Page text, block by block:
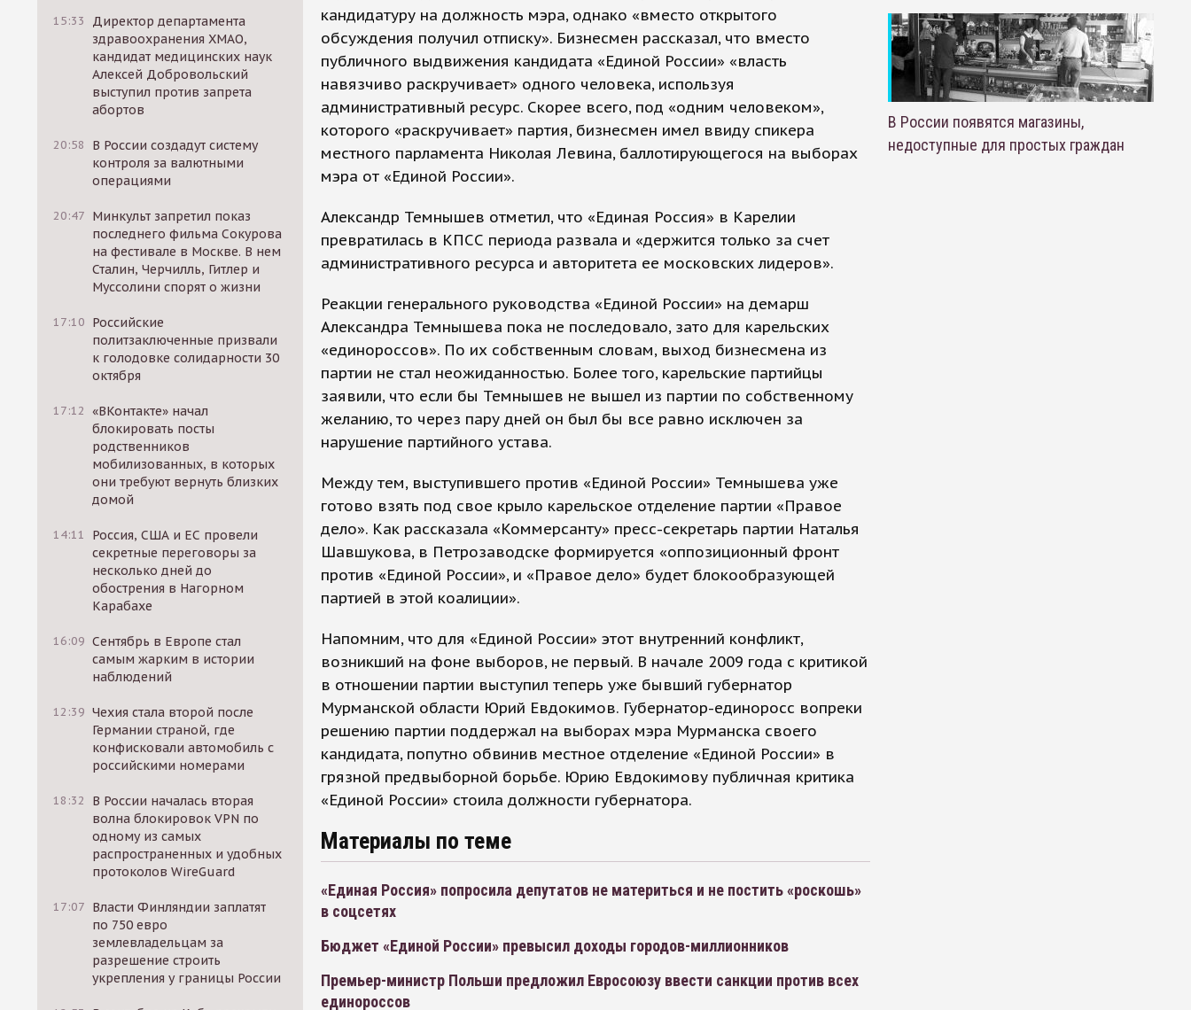
15:33
Директор департамента
здравоохранения ХМАО,
кандидат медицинских наук
Алексей Добровольский
выступил против запрета
абортов
20:58
В России создадут систему
контроля за валютными
операциями
20:47 Минкульт запретил показ
последнего фильма Сокурова
на фестивале в Москве. В нем
Сталин, Черчилль, Гитлер и
Муссолини спорят о жизни
17:10 Российские
политзаключенные призвали
к голодовке солидарности 30
октября
17:12 «ВКонтакте» начал
блокировать посты
родственников
мобилизованных, в которых
они требуют вернуть близких
домой
14:11
Россия, США и ЕС провели
секретные переговоры за
несколько дней до
обострения в Нагорном
Карабахе
16:09 Сентябрь в Европе стал
самым жарким в истории
наблюдений
12:39 Чехия стала второй после
Германии страной, где
конфисковали автомобиль с
российскими номерами
18:32
В России началась вторая
волна блокировок VPN по
одному из самых
распространенных и удобных
протоколов WireGuard
17:07 Власти Финляндии заплатят
по 750 евро
землевладельцам за
разрешение строить
укрепления у границы России
кандидатуру на должность мэра, однако «вместо открытого
обсуждения получил отписку». Бизнесмен рассказал, что вместо
публичного выдвижения кандидата «Единой России» «власть
навязчиво раскручивает» одного человека, используя
административный ресурс. Скорее всего, под «одним человеком»,
которого «раскручивает» партия, бизнесмен имел ввиду спикера
местного парламента Николая Левина, баллотирующегося на выборах
мэра от «Единой России».
Александр Темнышев отметил, что «Единая Россия» в Карелии
превратилась в КПСС периода развала и «держится только за счет
административного ресурса и авторитета ее московских лидеров».
Реакции генерального руководства «Единой России» на демарш
Александра Темнышева пока не последовало, зато для карельских
«единороссов». По их собственным словам, выход бизнесмена из
партии не стал неожиданностью. Более того, карельские партийцы
заявили, что если бы Темнышев не вышел из партии по собственному
желанию, то через пару дней он был бы все равно исключен за
нарушение партийного устава.
Между тем, выступившего против «Единой России» Темнышева уже
готово взять под свое крыло карельское отделение партии «Правое
дело». Как рассказала «Коммерсанту» пресс-секретарь партии Наталья
Шавшукова, в Петрозаводске формируется «оппозиционный фронт
против «Единой России», и «Правое дело» будет блокообразующей
партией в этой коалиции».
Напомним, что для «Единой России» этот внутренний конфликт,
возникший на фоне выборов, не первый. В начале 2009 года с критикой
в отношении партии выступил теперь уже бывший губернатор
Мурманской области Юрий Евдокимов. Губернатор-единоросс вопреки
решению партии поддержал на выборах мэра Мурманска своего
кандидата, попутно обвинив местное отделение «Единой России» в
грязной предвыборной борьбе. Юрию Евдокимову публичная критика
«Единой России» стоила должности губернатора.
Материалы по теме
«Единая Россия» попросила депутатов не материться и не постить «роскошь»
в соцсетях
Бюджет «Единой России» превысил доходы городов-миллионников
Премьер-министр Польши предложил Евросоюзу ввести санкции против всех
единороссов
В России появятся магазины,
недоступные для простых граждан